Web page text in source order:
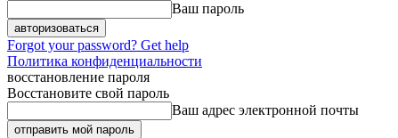
Ваш пароль
Forgot your password? Get help
Политика конфиденциальности
восстановление пароля
Восстановите свой пароль
Ваш адрес электронной почты